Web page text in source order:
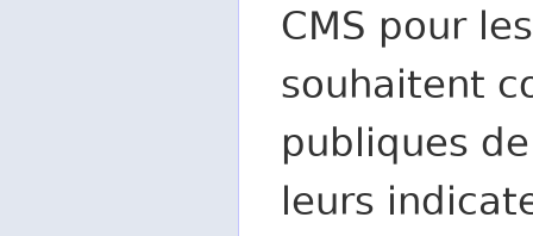
CMS pour
souhaitent
publiques
leurs